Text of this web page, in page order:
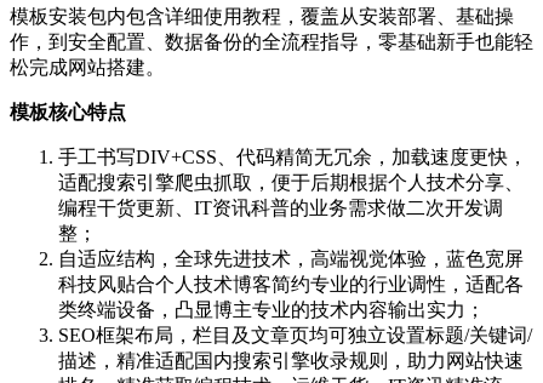
模板安装包内包含详细使用教程，覆盖从安装部署、基础操
作，到安全配置、数据备份的全流程指导，零基础新手也能轻
松完成网站搭建。
模板核心特点
手工书写DIV+CSS、代码精简无冗余，加载速度更快，
适配搜索引擎爬虫抓取，便于后期根据个人技术分享、
编程干货更新、IT资讯科普的业务需求做二次开发调
整；
自适应结构，全球先进技术，高端视觉体验，蓝色宽屏
科技风贴合个人技术博客简约专业的行业调性，适配各
类终端设备，凸显博主专业的技术内容输出实力；
SEO框架布局，栏目及文章页均可独立设置标题/关键词/
描述，精准适配国内搜索引擎收录规则，助力网站快速